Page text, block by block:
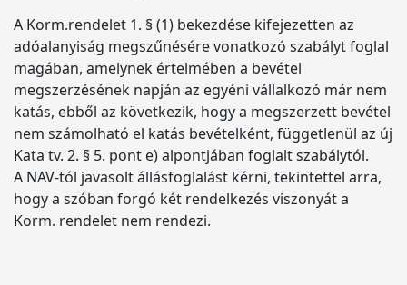
A Korm.rendelet 1. § (1) bekezdése kifejezetten az
adóalanyiság megszűnésére vonatkozó szabályt foglal
magában, amelynek értelmében a bevétel
megszerzésének napján az egyéni vállalkozó már nem
katás, ebből az következik, hogy a megszerzett bevétel
nem számolható el katás bevételként, függetlenül az új
Kata tv. 2. § 5. pont e) alpontjában foglalt szabálytól.
A NAV-tól javasolt állásfoglalást kérni, tekintettel arra,
hogy a szóban forgó két rendelkezés viszonyát a
Korm. rendelet nem rendezi.